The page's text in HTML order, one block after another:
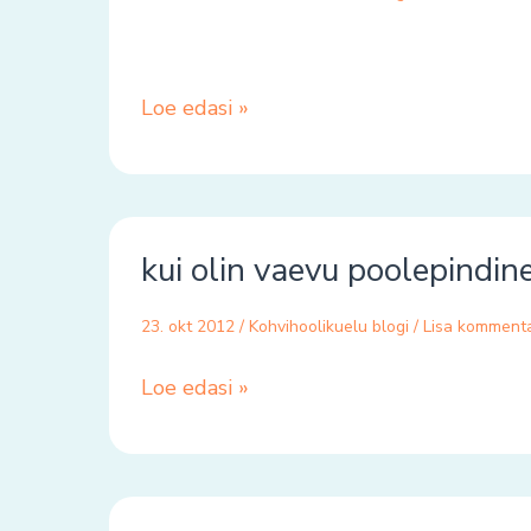
Loe edasi »
kui olin vaevu
23. okt 2012 / Kohvihoolikuelu blogi / Lisa
olin
poolepindine
Loe edasi »